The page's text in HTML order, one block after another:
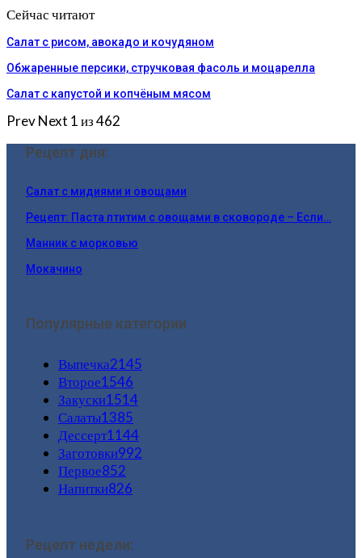
Сейчас читают
Салат с рисом, авокадо и кочудяном
Обжаренные персики, стручковая фасоль и моцарелла
Салат с капустой и копчёным мясом
PrevNext 1 из 462
Рецепт дня:
Салат с мидиями и овощами
Рецепт: Паста птитим с овощами в сковороде – Если…
Манник с морковью
Мокачино
Популярные категории
Выпечка2145
Второе1546
Закуски1514
Салаты1385
Дессерт1144
Заготовки992
Первое852
Напитки826
Рецепт недели: